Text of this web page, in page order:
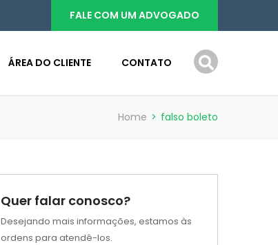
FALE COM UM ADVOGADO
ÁREA DO CLIENTE CONTATO
Home > falso boleto
Quer falar conosco?
Desejando mais informações, estamos às
ordens para atendê-los.